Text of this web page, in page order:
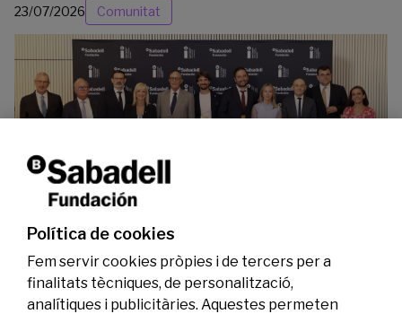
23/07/2026 Comunitat
La Fundació Banc Sabadell reconeix a dos
investigadors en els àmbits de l’edició del
genoma i l’energia neta
Política de cookies
Fem servir cookies pròpies i de tercers per a
finalitats tècniques, de personalització,
analítiques i publicitàries. Aquestes permeten